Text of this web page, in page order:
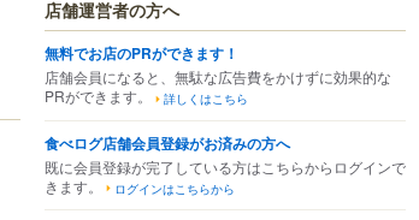
店舗運営者の方へ
無料でお店のPRができます！
店舗会員になると、無駄な広告費をかけずに効果的な
PRができます。
詳しくはこちら
食べログ店舗会員登録がお済みの方へ
既に会員登録が完了している方はこちらからログインで
きます。
ログインはこちらから